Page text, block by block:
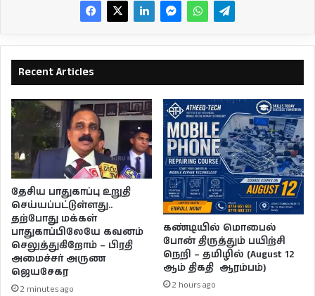
Recent Articles
தேசிய பாதுகாப்பு உறுதி
செய்யப்பட்டுள்ளது..
தற்போது மக்கள்
பாதுகாப்பிலேயே கவனம்
செலுத்துகிறோம் – பிரதி
அமைச்சர் அருண
ஜெயசேகர
2 minutes ago
கண்டியில் மொபைல்
போன் திருத்தும் பயிற்சி
நெறி – தமிழில் (August 12
ஆம் திகதி ஆரம்பம்)
2 hours ago